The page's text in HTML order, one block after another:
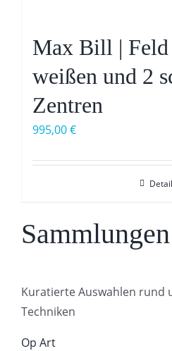
Max Bill |
weißen und 2
Zentren
995,00€
Sammlungen
Kuratierte Auswahlen rund
Techniken
Op Art